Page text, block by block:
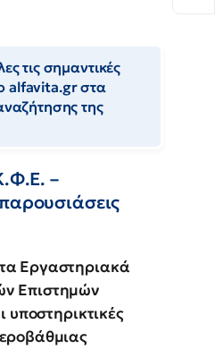
τις σημαντικές
alfavita.gr στα
της
–
Εργαστηριακά
Επιστημών
υποστηρικτικές